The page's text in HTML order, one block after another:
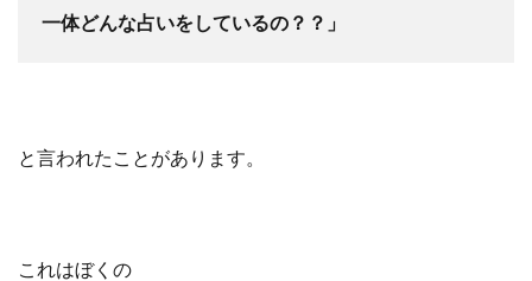
一体どんな占いをしているの？？」
と言われたことがあります。
これはぼくの